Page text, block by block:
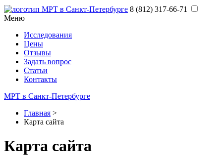
8 (812) 317‑66‑71
Меню
Исследования
Цены
Отзывы
Задать вопрос
Статьи
Контакты
МРТ в Санкт-Петербурге
Главная >
Карта сайта
Карта сайта